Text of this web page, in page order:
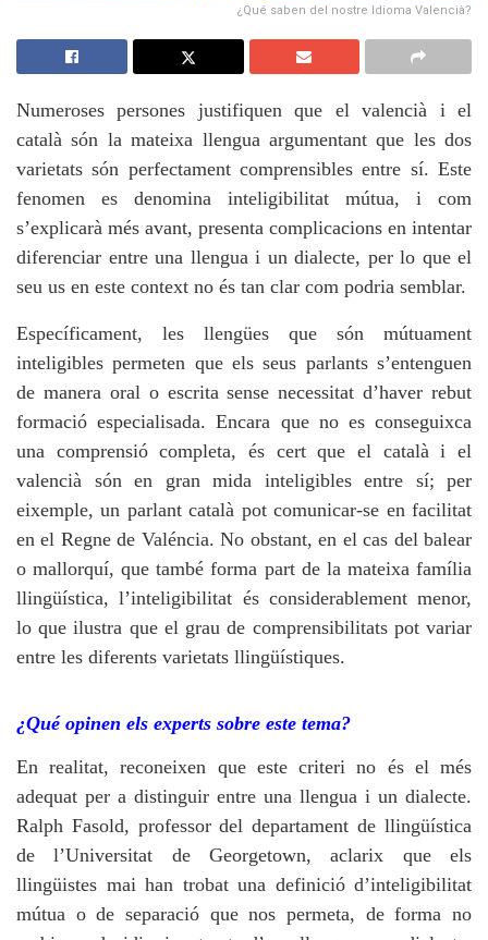
¿Qué saben del nostre Idioma Valencià?
Numeroses persones justifiquen que el valencià i el
català són la mateixa llengua argumentant que les dos
varietats són perfectament comprensibles entre sí. Este
fenomen es denomina inteligibilitat mútua, i com
s’explicarà més avant, presenta complicacions en intentar
diferenciar entre una llengua i un dialecte, per lo que el
seu us en este context no és tan clar com podria semblar.
Específicament, les llengües que són mútuament
inteligibles permeten que els seus parlants s’entenguen
de manera oral o escrita sense necessitat d’haver rebut
formació especialisada. Encara que no es conseguixca
una comprensió completa, és cert que el català i el
valencià són en gran mida inteligibles entre sí; per
eixemple, un parlant català pot comunicar-se en facilitat
en el Regne de Valéncia. No obstant, en el cas del balear
o mallorquí, que també forma part de la mateixa família
llingüística, l’inteligibilitat és considerablement menor,
lo que ilustra que el grau de comprensibilitats pot variar
entre les diferents varietats llingüístiques.
¿Qué opinen els experts sobre este tema?
En realitat, reconeixen que este criteri no és el més
adequat per a distinguir entre una llengua i un dialecte.
Ralph Fasold, professor del departament de llingüística
de l’Universitat de Georgetown, aclarix que els
llingüistes mai han trobat una definició d’inteligibilitat
mútua o de separació que nos permeta, de forma no